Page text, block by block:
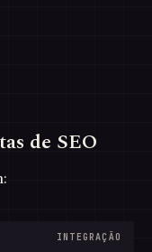
de SEO
INTEGRAÇÃO